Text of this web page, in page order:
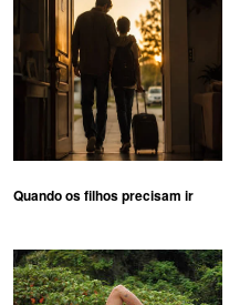
Quando os filhos precisam ir